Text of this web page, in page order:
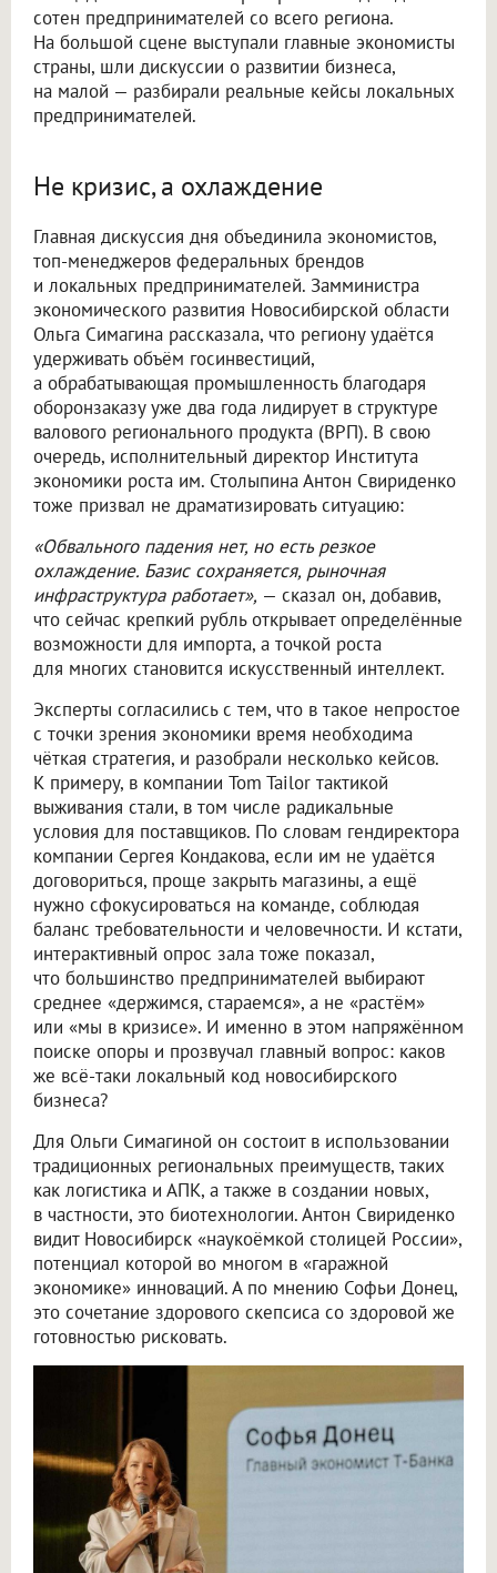
сотен предпринимателей со всего региона.
На большой сцене выступали главные экономисты
страны, шли дискуссии о развитии бизнеса,
на малой — разбирали реальные кейсы локальных
предпринимателей.
Не кризис, а охлаждение
Главная дискуссия дня объединила экономистов,
топ-менеджеров федеральных брендов
и локальных предпринимателей. Замминистра
экономического развития Новосибирской области
Ольга Симагина рассказала, что региону удаётся
удерживать объём госинвестиций,
а обрабатывающая промышленность благодаря
оборонзаказу уже два года лидирует в структуре
валового регионального продукта (ВРП). В свою
очередь, исполнительный директор Института
экономики роста им. Столыпина Антон Свириденко
тоже призвал не драматизировать ситуацию:
«Обвального падения нет, но есть резкое
охлаждение. Базис сохраняется, рыночная
инфраструктура работает», — сказал он, добавив,
что сейчас крепкий рубль открывает определённые
возможности для импорта, а точкой роста
для многих становится искусственный интеллект.
Эксперты согласились с тем, что в такое непростое
с точки зрения экономики время необходима
чёткая стратегия, и разобрали несколько кейсов.
К примеру, в компании Tom Tailor тактикой
выживания стали, в том числе радикальные
условия для поставщиков. По словам гендиректора
компании Сергея Кондакова, если им не удаётся
договориться, проще закрыть магазины, а ещё
нужно сфокусироваться на команде, соблюдая
баланс требовательности и человечности. И кстати,
интерактивный опрос зала тоже показал,
что большинство предпринимателей выбирают
среднее «держимся, стараемся», а не «растём»
или «мы в кризисе». И именно в этом напряжённом
поиске опоры и прозвучал главный вопрос: каков
же всё-таки локальный код новосибирского
бизнеса?
Для Ольги Симагиной он состоит в использовании
традиционных региональных преимуществ, таких
как логистика и АПК, а также в создании новых,
в частности, это биотехнологии. Антон Свириденко
видит Новосибирск «наукоёмкой столицей России»,
потенциал которой во многом в «гаражной
экономике» инноваций. А по мнению Софьи Донец,
это сочетание здорового скепсиса со здоровой же
готовностью рисковать.